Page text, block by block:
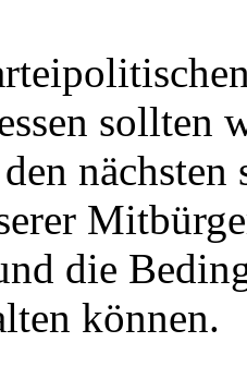
sollten
nächsten
die
können.